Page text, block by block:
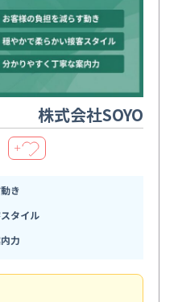
株式会社SOYO
＋
き
タイル
力